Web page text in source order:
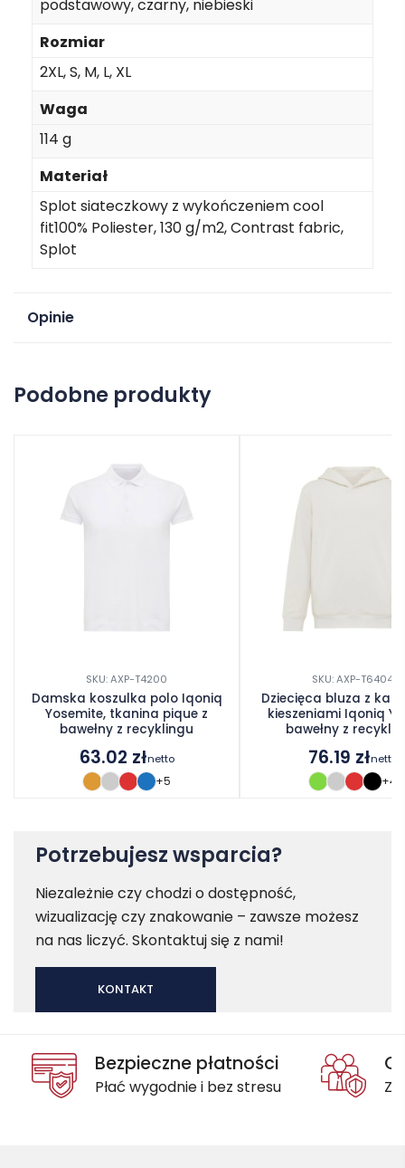
podstawowy, czarny, niebieski
Rozmiar
2XL, S, M, L, XL
Waga
114 g
Materiał
Splot siateczkowy z wykończeniem cool
fit100% Poliester, 130 g/m2, Contrast fabric,
Splot
Opinie
Podobne produkty
SKU: AXP-T4200
Damska koszulka polo Iqoniq
Yosemite, tkanina pique z
bawełny z recyklingu
63.02 złnetto
+5
SKU: AXP-T6404
Dziecięca bluza z
kieszeniami Iqoniq
bawełny z
76.19 złnetto
+4
Potrzebujesz wsparcia?
Niezależnie czy chodzi o dostępność,
wizualizację czy znakowanie – zawsze możesz
na nas liczyć. Skontaktuj się z nami!
KONTAKT
Bezpieczne płatności
Płać wygodnie i bez stresu